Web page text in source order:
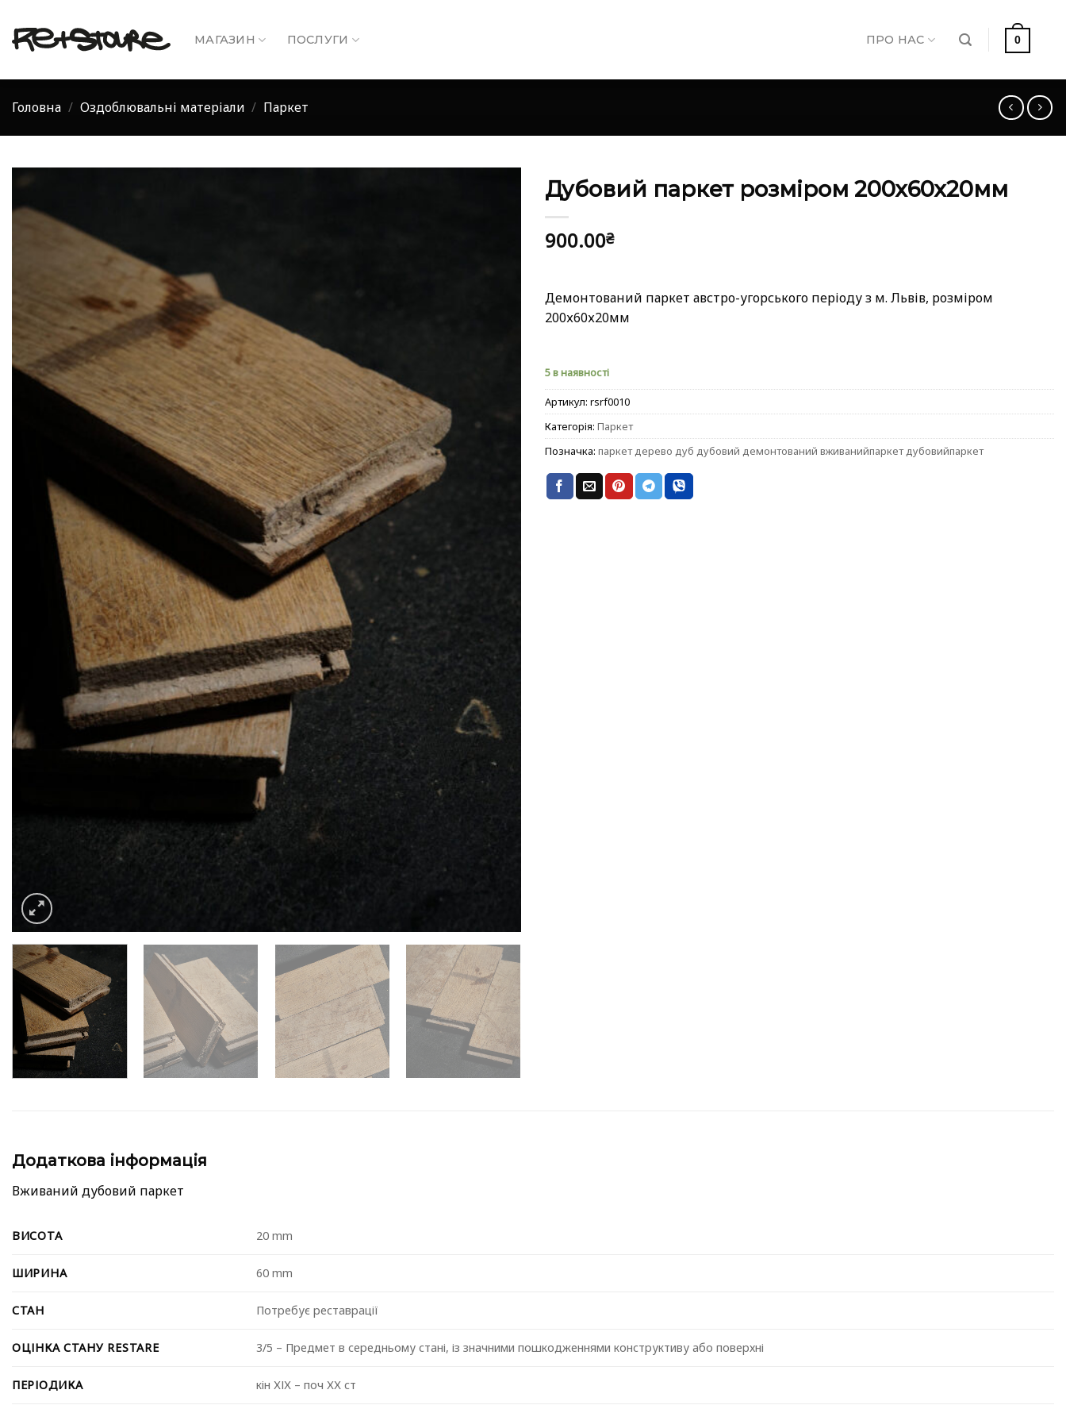
content
МАГАЗИН ПОСЛУГИ ПРО НАС 0
Головна / Оздоблювальні матеріали / Паркет
Дубовий паркет розміром 200х60х20мм
900.00₴
Демонтований паркет австро-угорського періоду з м. Львів, розміром
200х60х20мм
5 в наявності
Артикул: rsrf0010
Категорія: Паркет
Позначка: паркет дерево дуб дубовий демонтований вживанийпаркет дубовийпаркет
Додаткова інформація
Вживаний дубовий паркет
ВИСОТА 20 mm
ШИРИНА 60 mm
СТАН Потребує реставрації
ОЦІНКА СТАНУ RESTARE 3/5 – Предмет в середньому стані, із значними пошкодженнями конструктиву або поверхні
ПЕРІОДИКА ⁠кін ХІХ – поч ХХ ст